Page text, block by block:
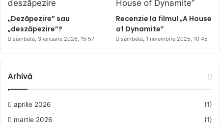
„Dezăpezire” sau
„deszăpezire”?
sâmbătă, 3 ianuarie 2026, 15:57
Recenzie la filmul „A House
of Dynamite”
sâmbătă, 1 noiembrie 2025, 10:45
Arhivă
aprilie 2026
(1)
martie 2026
(1)